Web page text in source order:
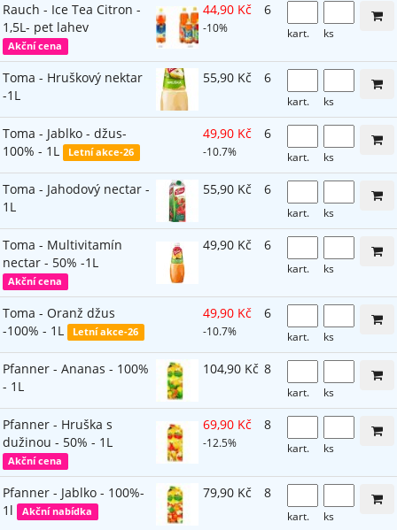
Rauch - Ice Tea Citron -
1,5L- pet lahev
Akční cena
44,90 Kč
-10%
6
kart. ks
Toma - Hruškový nektar
-1L
55,90 Kč 6
kart. ks
Toma - Jablko - džus-
100% - 1L
Letní akce-26
49,90 Kč
-10.7%
6
kart. ks
Toma - Jahodový nectar -
1L
55,90 Kč 6
kart. ks
Toma - Multivitamín
nectar - 50% -1L
Akční cena
49,90 Kč 6
kart. ks
Toma - Oranž džus
-100% - 1L
Letní akce-26
49,90 Kč
-10.7%
6
kart. ks
Pfanner - Ananas - 100%
- 1L
104,90 Kč 8
kart. ks
Pfanner - Hruška s
dužinou - 50% - 1L
Akční cena
69,90 Kč
-12.5%
8
kart. ks
Pfanner - Jablko - 100%-
1l
Akční nabídka
79,90 Kč 8
kart. ks